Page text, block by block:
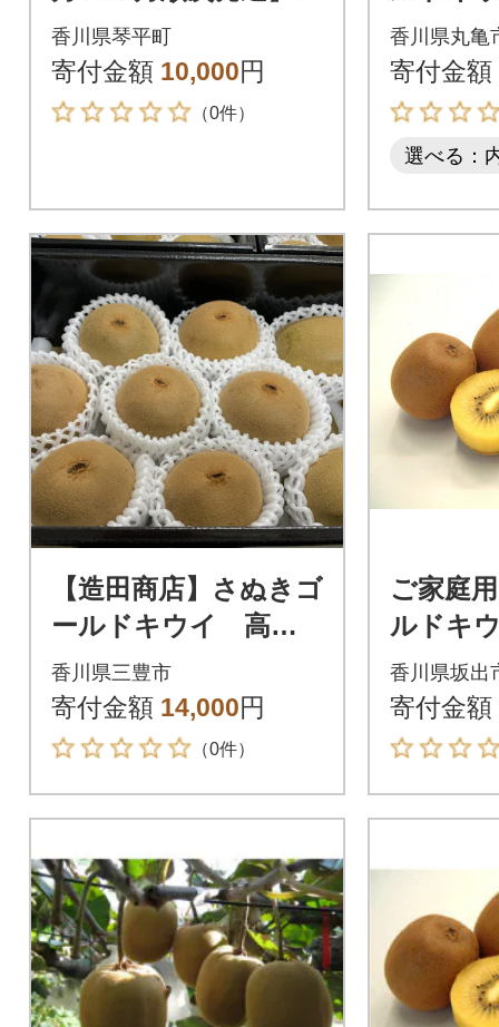
ありさぬきゴールド
キウイ 約1.5kg
香川県琴平町
寄付金額 10,000円
（0件）
ウイフ
産 丸亀
香川県丸亀
寄付金額
選べる：
【造田商店】さぬきゴ
ールドキウイ 高糖
度「黄様」8～11個入
り(約1.5kg)
香川県三豊市
寄付金額 14,000円
（0件）
ご家庭
ルドキ
香川県坂出
寄付金額